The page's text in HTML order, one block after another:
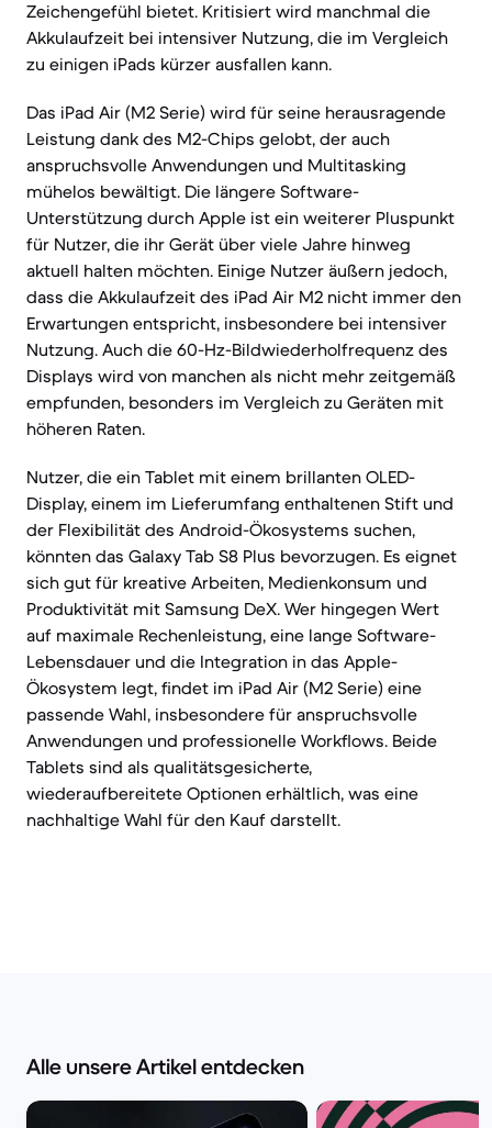
Zeichengefühl bietet. Kritisiert wird manchmal die
Akkulaufzeit bei intensiver Nutzung, die im Vergleich
zu einigen iPads kürzer ausfallen kann.
Das iPad Air (M2 Serie) wird für seine herausragende
Leistung dank des M2-Chips gelobt, der auch
anspruchsvolle Anwendungen und Multitasking
mühelos bewältigt. Die längere Software-
Unterstützung durch Apple ist ein weiterer Pluspunkt
für Nutzer, die ihr Gerät über viele Jahre hinweg
aktuell halten möchten. Einige Nutzer äußern jedoch,
dass die Akkulaufzeit des iPad Air M2 nicht immer den
Erwartungen entspricht, insbesondere bei intensiver
Nutzung. Auch die 60-Hz-Bildwiederholfrequenz des
Displays wird von manchen als nicht mehr zeitgemäß
empfunden, besonders im Vergleich zu Geräten mit
höheren Raten.
Nutzer, die ein Tablet mit einem brillanten OLED-
Display, einem im Lieferumfang enthaltenen Stift und
der Flexibilität des Android-Ökosystems suchen,
könnten das Galaxy Tab S8 Plus bevorzugen. Es eignet
sich gut für kreative Arbeiten, Medienkonsum und
Produktivität mit Samsung DeX. Wer hingegen Wert
auf maximale Rechenleistung, eine lange Software-
Lebensdauer und die Integration in das Apple-
Ökosystem legt, findet im iPad Air (M2 Serie) eine
passende Wahl, insbesondere für anspruchsvolle
Anwendungen und professionelle Workflows. Beide
Tablets sind als qualitätsgesicherte,
wiederaufbereitete Optionen erhältlich, was eine
nachhaltige Wahl für den Kauf darstellt.
Alle unsere Artikel entdecken